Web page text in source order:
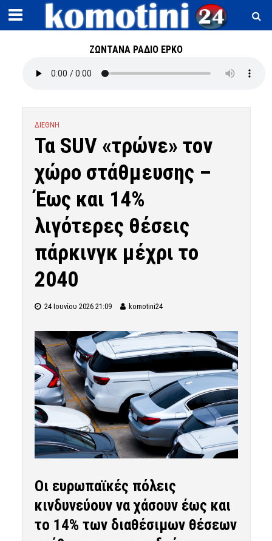
ΖΩΝΤΑΝΑ ΡΑΔΙΟ ΕΡΚΟ
ΔΙΕΘΝΗ
Τα SUV «τρώνε» τον
χώρο στάθμευσης –
Έως και 14%
λιγότερες θέσεις
πάρκινγκ μέχρι το
2040
24 Ιουνίου 2026 21:09 komotini24
Οι ευρωπαϊκές πόλεις
κινδυνεύουν να χάσουν έως και
το 14% των διαθέσιμων θέσεων